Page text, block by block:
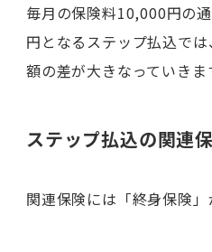
毎月の保険料10,000円の
円となるステップ払込で
額の差が大きなっていきま
ステップ払込の関連
関連保険には「終身保険」